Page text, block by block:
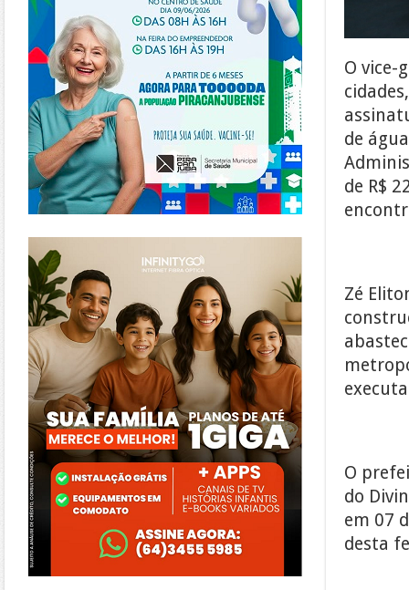
O vice-
de
de R$
Zé
O
do
em 07
desta
https://www.infinitygo.com.br/